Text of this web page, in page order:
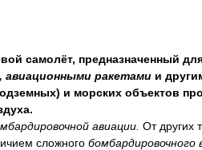
самолёт, предназначенный
ракетами и
и морских объектов
авиации. От других
сложного бомбардировочного